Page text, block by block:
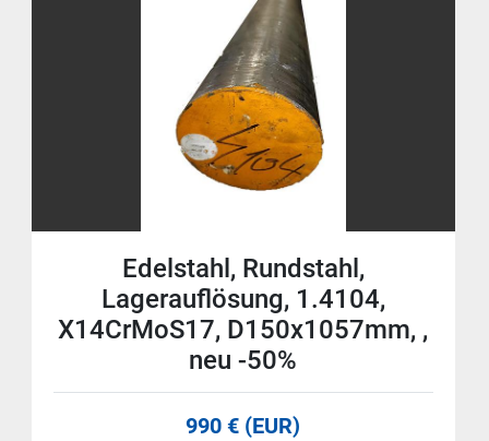
Edelstahl, Rundstahl,
Lagerauflösung, 1.4104,
X14CrMoS17, D150x1057mm, ,
neu -50%
990 € (EUR)